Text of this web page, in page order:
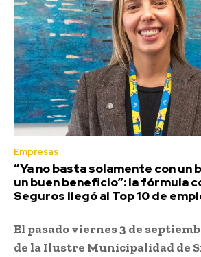
Empresas
“Ya no basta solamente con un
un buen beneficio”: la fórmula
Seguros llegó al Top 10 de
El pasado viernes 3 de
de la Ilustre Municipalidad de